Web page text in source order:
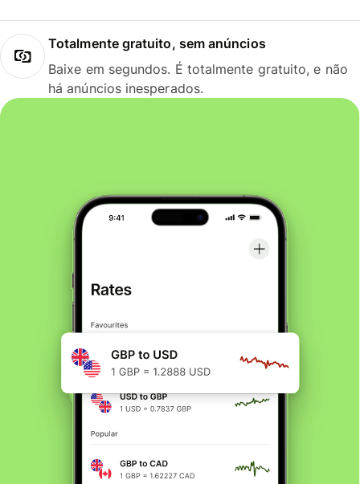
Totalmente gratuito, sem anúncios
Baixe em segundos. É totalmente gratuito, e não
há anúncios inesperados.